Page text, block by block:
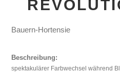
Bauern-Hortensie
Beschreibung:
spektakulärer Farbwechsel während